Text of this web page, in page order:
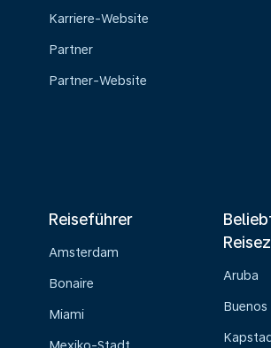
Karriere-Website
Partner
Partner-Website
Reiseführer
Amsterdam
Bonaire
Miami
Aruba
Buenos